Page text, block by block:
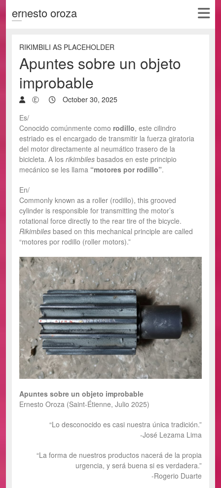
ernesto oroza
RIKIMBILI AS PLACEHOLDER
Apuntes sobre un objeto
improbable
Ⓔ
October 30, 2025
Es/
Conocido comúnmente como rodillo, este cilindro
estriado es el encargado de transmitir la fuerza giratoria
del motor directamente al neumático trasero de la
bicicleta. A los rikimbiles basados en este principio
mecánico se les llama “motores por rodillo”.
En/
Commonly known as a roller (rodillo), this grooved
cylinder is responsible for transmitting the motor’s
rotational force directly to the rear tire of the bicycle.
Rikimbiles based on this mechanical principle are called
“motores por rodillo (roller motors).”
Apuntes sobre un objeto improbable
Ernesto Oroza (Saint-Étienne, Julio 2025)
“Lo desconocido es casi nuestra única tradición.”
-José Lezama Lima
“La forma de nuestros productos nacerá de la propia
urgencia, y será buena si es verdadera.”
-Rogerio Duarte